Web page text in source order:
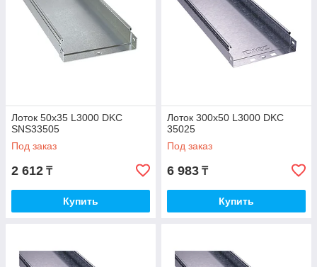
Лоток 50х35 L3000 DKC
SNS33505
Под заказ
2 612 ₸
Купить
Лоток 300х50 L3000 DKC
35025
Под заказ
6 983 ₸
Купить